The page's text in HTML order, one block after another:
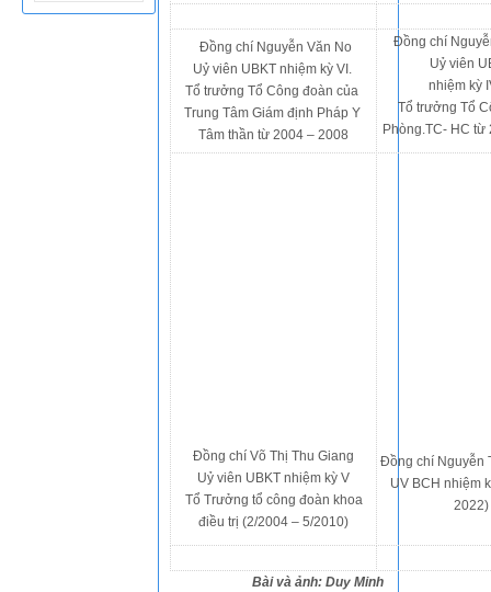
Đồng chí Nguyễn Văn No
Uỷ viên UBKT nhiệm kỳ VI.
Tổ trưởng Tổ Công đoàn của
Trung Tâm Giám định Pháp Y
Tâm thần từ 2004 – 2008
Đồng chí
Uỷ viên
nhiệm kỳ
Tổ trưởng Tổ
Phòng.TC- HC
Đồng chí Võ Thị Thu Giang
Uỷ viên UBKT nhiệm kỳ V
Tổ Trưởng tổ công đoàn khoa
điều trị (2/2004 – 5/2010)
Đồng chí Nguyễn
UV BCH nhiệm
Bài và ảnh: Duy Minh